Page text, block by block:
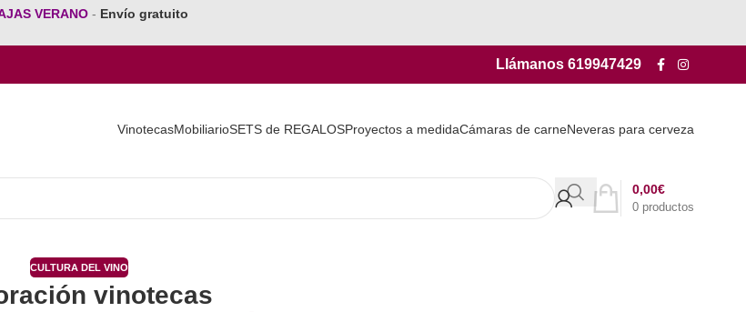
VERANO - Envío gratuito
Llámanos 619947429
VinotecasMobiliarioSETS de REGALOSProyectos a medidaCámaras de carneNeveras para cerveza
0 productos
0,00€
CULTURA DEL VINO
vinotecas